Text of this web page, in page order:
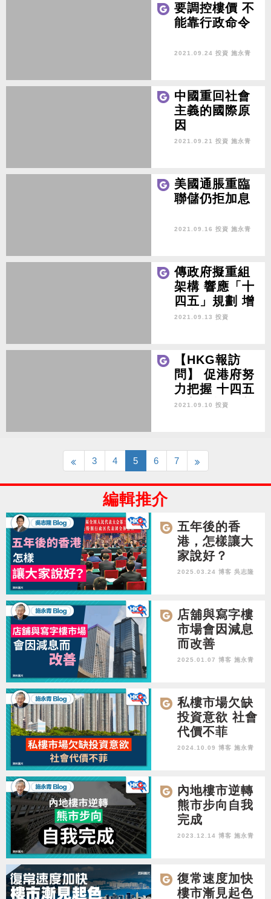
要調控樓價 不
能靠行政命令
2021.09.24 投資 施永青
中國重回社會
主義的國際原
因
2021.09.21 投資 施永青
美國通脹重臨
聯儲仍拒加息
2021.09.16 投資 施永青
傳政府擬重組
架構 響應「十
四五」規劃 增
設文化及旅遊
2021.09.13 投資
【HKG報訪
問】 促港府努
力把握 十四五
規劃及前海擴
經濟再次起飛
2021.09.10 投資
3 4 5 6 7
編輯推介
五年後的香
港，怎樣讓大
家說好？
2025.03.24 博客 吳志隆
店舖與寫字樓
市場會因減息
而改善
2025.01.07 博客 施永青
私樓市場欠缺
投資意欲 社會
代價不菲
2024.10.09 博客 施永青
內地樓市逆轉
熊市步向自我
完成
2023.12.14 博客 施永青
復常速度加快
樓市漸見起色